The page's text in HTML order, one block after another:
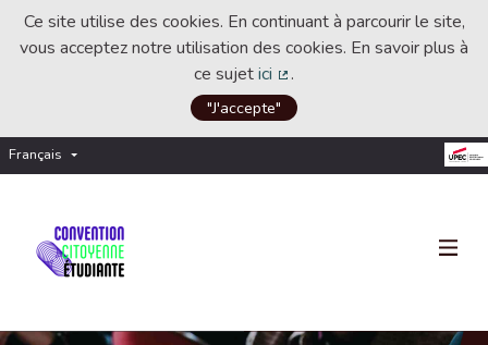
Ce site utilise des cookies. En continuant à parcourir le site,
vous acceptez notre utilisation des cookies. En savoir plus à
ce sujetici
(Lien externe)
.
"J'accepte"
Français Choisir la langue